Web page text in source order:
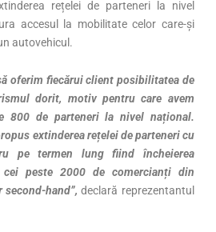
rețelei de parteneri la nivel
accesul la mobilitate celor care-și
autovehicul.
oferim fiecărui client posibilitatea de
dorit, motiv pentru care avem
800 de parteneri la nivel național.
extinderea rețelei de parteneri cu
pe termen lung fiind încheierea
peste 2000 de comercianți din
second-hand”,declară reprezentantul